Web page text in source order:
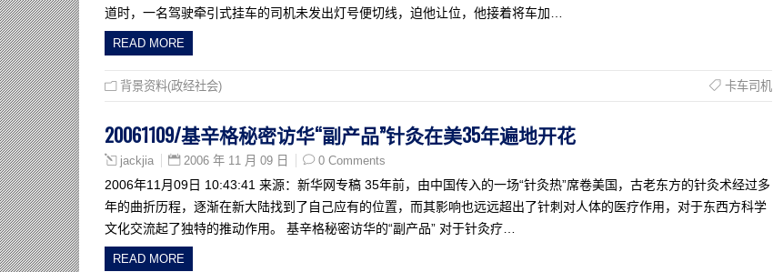
道时，一名驾驶牵引式挂车的司机未发出灯号便切线，迫他让位，他接着将车加…
READ MORE
背景资料(政经社会) 卡车司机
20061109/基辛格秘密访华“副产品”针灸在美35年遍地开花
jackjia 2006 年 11 月 09 日 0 Comments
2006年11月09日 10:43:41 来源：新华网专稿 35年前，由中国传入的一场“针灸热”席卷美国，古老东方的针灸术经过多
年的曲折历程，逐渐在新大陆找到了自己应有的位置，而其影响也远远超出了针刺对人体的医疗作用，对于东西方科学
文化交流起了独特的推动作用。 基辛格秘密访华的“副产品” 对于针灸疗…
READ MORE